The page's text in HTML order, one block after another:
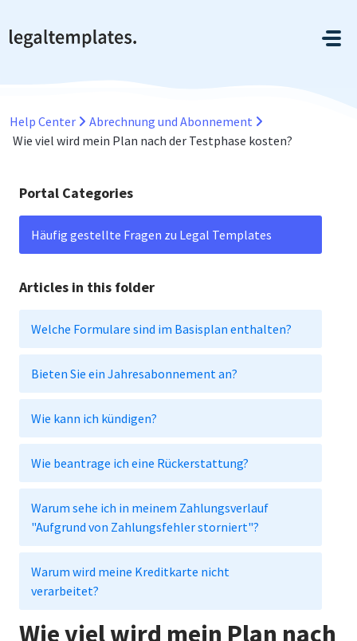
Help Center
Abrechnung und Abonnement
Wie viel wird mein Plan nach der Testphase kosten?
Portal Categories
Häufig gestellte Fragen zu Legal Templates
Articles in this folder
Welche Formulare sind im Basisplan enthalten?
Bieten Sie ein Jahresabonnement an?
Wie kann ich kündigen?
Wie beantrage ich eine Rückerstattung?
Warum sehe ich in meinem Zahlungsverlauf
"Aufgrund von Zahlungsfehler storniert"?
Warum wird meine Kreditkarte nicht
verarbeitet?
Wie viel wird mein Plan nach